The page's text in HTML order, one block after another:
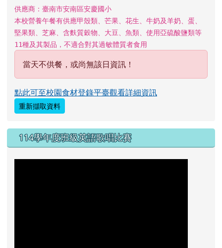
供應商：臺南市安南區安慶國小
本校營養午餐有供應甲殼類、芒果、花生、牛奶及羊奶、蛋、
堅果類、芝麻、含麩質穀物、大豆、魚類、使用亞硫酸鹽類等
11種及其製品，不適合對其過敏體質者食用
當天不供餐，或尚無該日資訊！
點此可至校園食材登錄平臺觀看詳細資訊
重新擷取資料
114學年度班級英語歌唱比賽